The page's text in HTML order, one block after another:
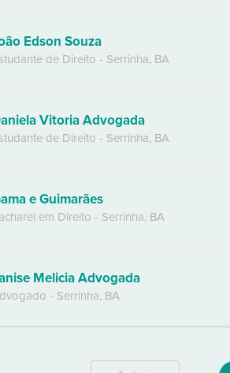
Edson Souza
de Direito - Serrinha, BA
Vitoria Advogada
de Direito - Serrinha, BA
e Guimarães
em Direito - Serrinha, BA
Melicia Advogada
- Serrinha, BA